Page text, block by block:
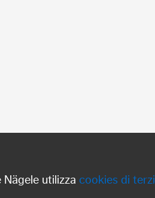
utilizza cookies di terzi